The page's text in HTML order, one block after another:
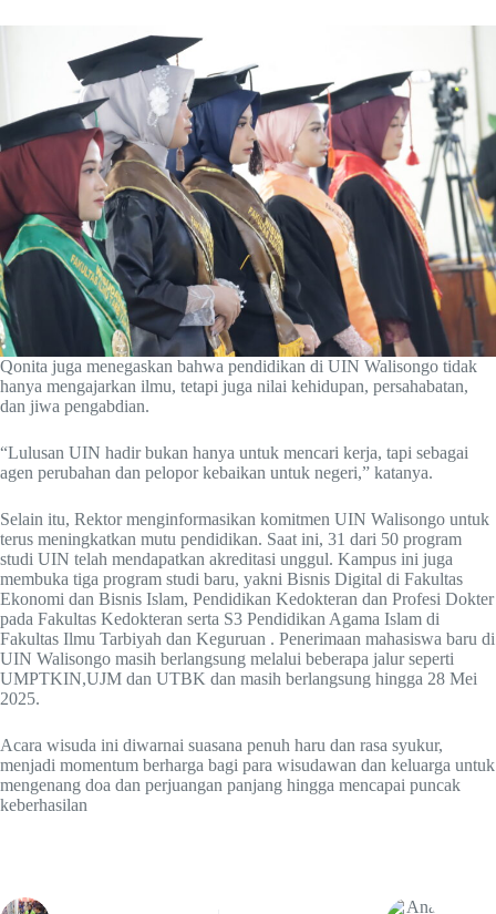
Qonita juga menegaskan bahwa pendidikan di UIN Walisongo tidak
hanya mengajarkan ilmu, tetapi juga nilai kehidupan, persahabatan,
dan jiwa pengabdian.
“Lulusan UIN hadir bukan hanya untuk mencari kerja, tapi sebagai
agen perubahan dan pelopor kebaikan untuk negeri,” katanya.
Selain itu, Rektor menginformasikan komitmen UIN Walisongo untuk
terus meningkatkan mutu pendidikan. Saat ini, 31 dari 50 program
studi UIN telah mendapatkan akreditasi unggul. Kampus ini juga
membuka tiga program studi baru, yakni Bisnis Digital di Fakultas
Ekonomi dan Bisnis Islam, Pendidikan Kedokteran dan Profesi Dokter
pada Fakultas Kedokteran serta S3 Pendidikan Agama Islam di
Fakultas Ilmu Tarbiyah dan Keguruan . Penerimaan mahasiswa baru di
UIN Walisongo masih berlangsung melalui beberapa jalur seperti
UMPTKIN,UJM dan UTBK dan masih berlangsung hingga 28 Mei
2025.
Acara wisuda ini diwarnai suasana penuh haru dan rasa syukur,
menjadi momentum berharga bagi para wisudawan dan keluarga untuk
mengenang doa dan perjuangan panjang hingga mencapai puncak
keberhasilan